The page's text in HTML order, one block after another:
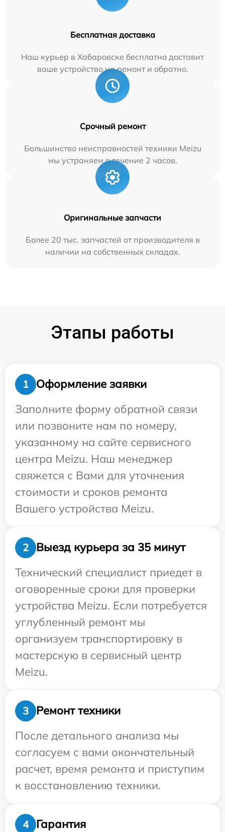
Бесплатная доставка
Наш курьер в Хабаровске бесплатно доставит
ваше устройство на ремонт и обратно.
Срочный ремонт
Большинство неисправностей техники Meizu
мы устраняем в течение 2 часов.
Оригинальные запчасти
Более 20 тыс. запчастей от производителя в
наличии на собственных складах.
Этапы работы
1
Оформление заявки
Заполните форму обратной связи
или позвоните нам по номеру,
указанному на сайте сервисного
центра Meizu. Наш менеджер
свяжется с Вами для уточнения
стоимости и сроков ремонта
Вашего устройства Meizu.
2
Выезд курьера за 35 минут
Технический специалист приедет в
оговоренные сроки для проверки
устройства Meizu. Если потребуется
углубленный ремонт мы
организуем транспортировку в
мастерскую в сервисный центр
Meizu.
3
Ремонт техники
После детального анализа мы
согласуем с вами окончательный
расчет, время ремонта и приступим
к восстановлению техники.
4 Гарантия